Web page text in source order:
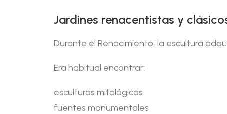
Jardines renacentistas y
Durante el Renacimiento, la escultura
Era habitual encontrar:
esculturas mitológicas
fuentes monumentales